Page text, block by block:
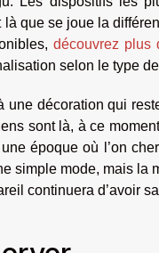
que se joue la
découvrez plus
selon le type
une décoration qui
sont là, à ce
époque où l’on
simple mode, mais la
continuera d’avoir